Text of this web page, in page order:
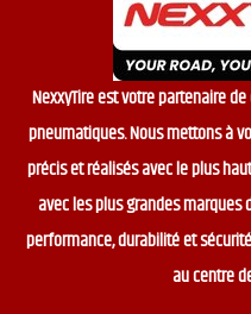
NexxyTire est votre partenaire
pneumatiques. Nous mettons à
précis et réalisés avec le plus
avec les plus grandes marques
performance, durabilité et
au centre